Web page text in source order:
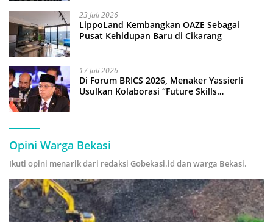
23 Juli 2026
LippoLand Kembangkan OAZE Sebagai
Pusat Kehidupan Baru di Cikarang
17 Juli 2026
Di Forum BRICS 2026, Menaker Yassierli
Usulkan Kolaborasi “Future Skills
Opini Warga Bekasi
Ikuti opini menarik dari redaksi Gobekasi.id dan warga Bekasi.